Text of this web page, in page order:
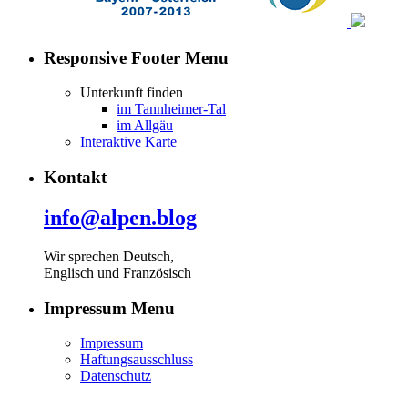
Responsive Footer Menu
Unterkunft finden
im Tannheimer-Tal
im Allgäu
Interaktive Karte
Kontakt
info@alpen.blog
Wir sprechen Deutsch,
Englisch und Französisch
Impressum Menu
Impressum
Haftungsausschluss
Datenschutz